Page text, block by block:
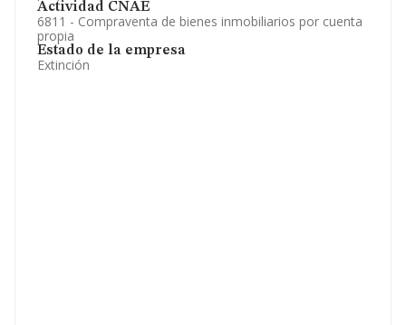
Actividad CNAE
6811 - Compraventa de bienes inmobiliarios por cuenta
propia
Estado de la empresa
Extinción